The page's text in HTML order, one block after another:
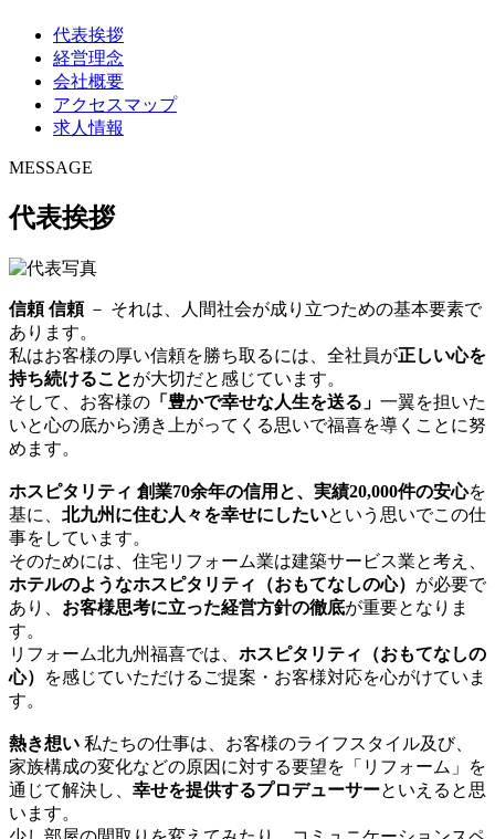
代表挨拶
経営理念
会社概要
アクセスマップ
求人情報
MESSAGE
代表挨拶
信頼 信頼－ それは、人間社会が成り立つための基本要素で
あります。
私はお客様の厚い信頼を勝ち取るには、全社員が正しい心を
持ち続けることが大切だと感じています。
そして、お客様の 「豊かで幸せな人生を送る」 一翼を担いた
いと心の底から湧き上がってくる思いで福喜を導くことに努
めます。
ホスピタリティ 創業70余年の信用と、実績20,000件の安心を
基に、 北九州に住む人々を幸せにしたいという思いでこの仕
事をしています。
そのためには、住宅リフォーム業は建築サービス業と考え、
ホテルのようなホスピタリティ（おもてなしの心） が必要で
あり、 お客様思考に立った経営方針の徹底が重要となりま
す。
リフォーム北九州福喜では、 ホスピタリティ（おもてなしの
心）
を感じていただけるご提案・お客様対応を心がけていま
す。
熱き想い 私たちの仕事は、お客様のライフスタイル及び、
家族構成の変化などの原因に対する要望を「リフォーム」を
通じて解決し、 幸せを提供するプロデューサーといえると思
います。